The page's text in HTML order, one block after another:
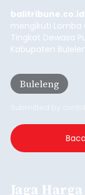
mengikuti Lomba
Tingkat Dewasa
Kabupaten
Lomba resmi
Desa Celukan
Buleleng
Jaga